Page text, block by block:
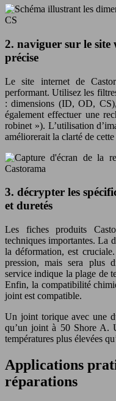
2. naviguer sur le site
précise
Le site internet de
performant. Utilisez les
: dimensions (ID, OD,
également effectuer une
robinet »). L’utilisation
améliorerait la clarté de cette
3. décrypter les
et duretés
Les fiches produits
techniques importantes. La
la déformation, est
pression, mais sera plus
service indique la plage de
Enfin, la compatibilité
joint est compatible.
Un joint torique avec une
qu’un joint à 50 Shore A.
températures plus élevées
Applications
réparations